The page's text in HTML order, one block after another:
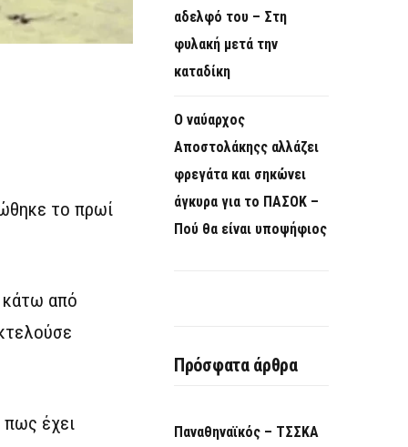
το πρωί
κάτω από
έχει
αδελφό του – Στη
φυλακή μετά την
καταδίκη
Ο ναύαρχος
Αποστολάκηςς αλλάζει
φρεγάτα και σηκώνει
άγκυρα για το ΠΑΣΟΚ –
Πού θα είναι υποψήφιος
Πρόσφατα άρθρα
Παναθηναϊκός – ΤΣΣΚΑ